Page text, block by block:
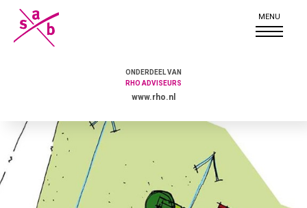
ONDERDEEL VAN
RHO ADVISEURS
www.rho.nl